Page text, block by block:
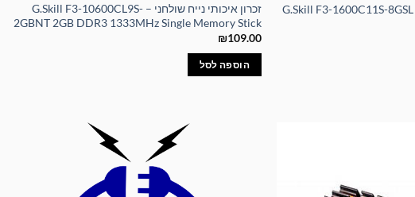
זכרון איכותי נייח שולחני – G.Skill F3-10600CL9S-
2GBNT 2GB DDR3 1333MHz Single Memory Stick
₪109.00
הוספה לסל